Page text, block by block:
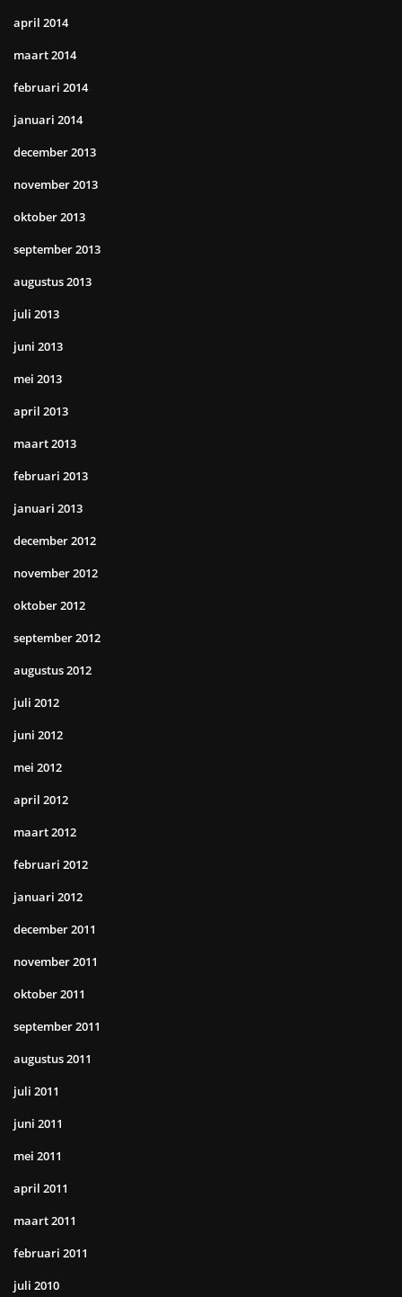
april 2014
maart 2014
februari 2014
januari 2014
december 2013
november 2013
oktober 2013
september 2013
augustus 2013
juli 2013
juni 2013
mei 2013
april 2013
maart 2013
februari 2013
januari 2013
december 2012
november 2012
oktober 2012
september 2012
augustus 2012
juli 2012
juni 2012
mei 2012
april 2012
maart 2012
februari 2012
januari 2012
december 2011
november 2011
oktober 2011
september 2011
augustus 2011
juli 2011
juni 2011
mei 2011
april 2011
maart 2011
februari 2011
juli 2010